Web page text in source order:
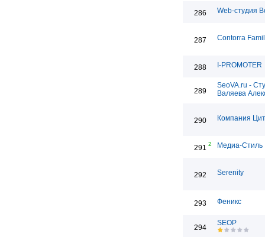
286 Web-студия
287 Contorra
288 I-PROMOTER
289
SeoVA.ru -
Валяева
290 Компания
291 2 Медиа-Стиль
292 Serenity
293 Феникс
294
SEOP